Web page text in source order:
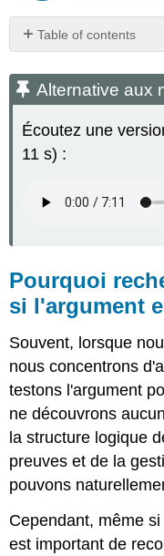
Table of contents
aux
médias
rechercher
des
si
Louez
une
partie
de
l'éloge
de
l'argument
attirer
l'attention
un
problème
Alternative aux
Écoutez une
11 s) :
Pourquoi
si l'argument
Souvent, lorsque
nous concentrons
testons l'argument
ne découvrons
la structure logique
preuves et de la
pouvons
Cependant, même
est important de